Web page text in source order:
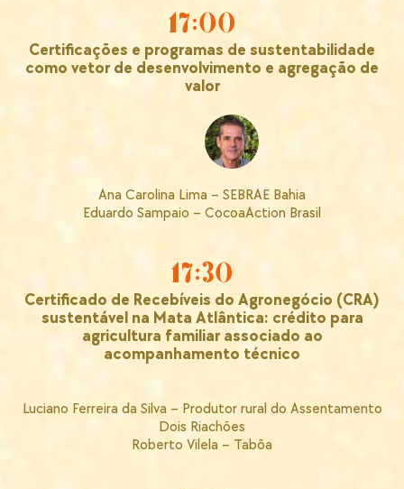
17:00
Certificações e programas de sustentabilidade
como vetor de desenvolvimento e agregação de
valor
Ana Carolina Lima – SEBRAE Bahia
Eduardo Sampaio – CocoaAction Brasil
17:30
Certificado de Recebíveis do Agronegócio (CRA)
sustentável na Mata Atlântica: crédito para
agricultura familiar associado ao
acompanhamento técnico
Luciano Ferreira da Silva – Produtor rural do Assentamento
Dois Riachões
Roberto Vilela – Tabôa